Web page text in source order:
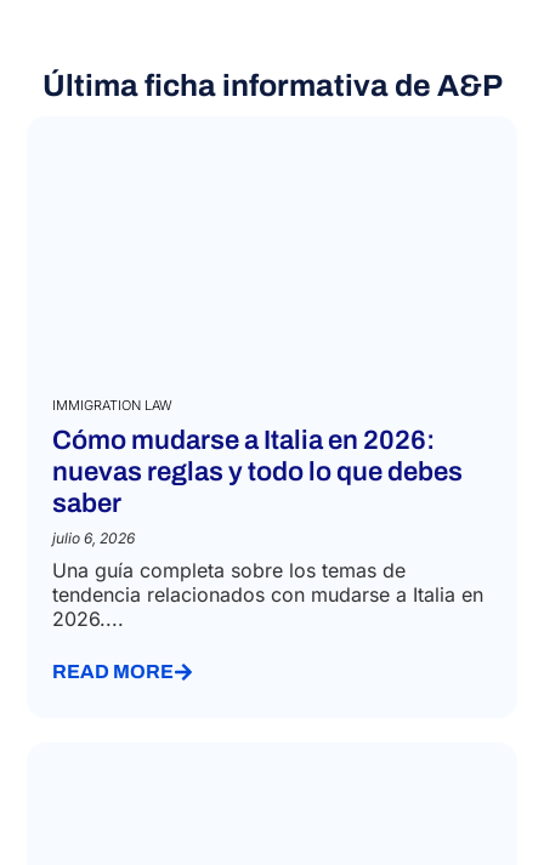
Última ficha informativa de A&P
IMMIGRATION LAW
Cómo mudarse a Italia en 2026:
nuevas reglas y todo lo que debes
saber
julio 6, 2026
Una guía completa sobre los temas de
tendencia relacionados con mudarse a Italia en
2026....
READ MORE